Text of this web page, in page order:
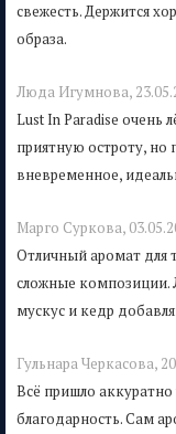
свежесть. Держится
образа.
Люда Игумнова,
Lust In Paradise очень
приятную остроту, но
вневременное,
Марго Суркова,
Отличный аромат для
сложные композиции.
мускус и кедр
Гульнара Черкасова,
Всё пришло
благодарность. Сам